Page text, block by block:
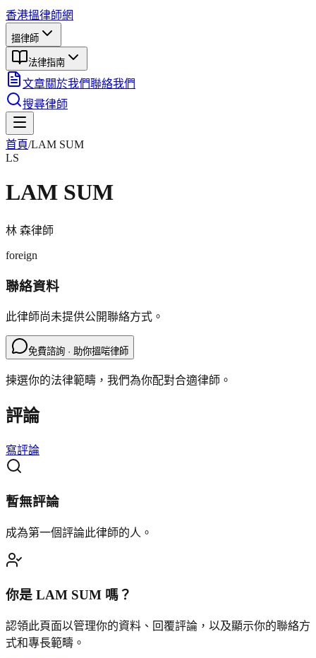
香港搵律師網
搵律師
法律指南
文章關於我們聯絡我們
搜尋律師
首頁/LAM SUM
LS
LAM SUM
林 森律師
foreign
聯絡資料
此律師尚未提供公開聯絡方式。
免費諮詢 · 助你搵啱律師
揀選你的法律範疇，我們為你配對合適律師。
評論
寫評論
暫無評論
成為第一個評論此律師的人。
你是 LAM SUM 嗎？
認領此頁面以管理你的資料、回覆評論，以及顯示你的聯絡方
式和專長範疇。